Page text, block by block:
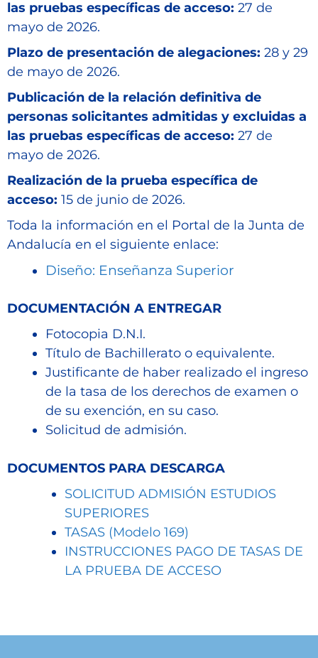
las pruebas específicas de acceso: 27 de
mayo de 2026.
Plazo de presentación de alegaciones: 28 y 29
de mayo de 2026.
Publicación de la relación definitiva de
personas solicitantes admitidas y excluidas a
las pruebas específicas de acceso: 27 de
mayo de 2026.
Realización de la prueba específica de
acceso: 15 de junio de 2026.
Toda la información en el Portal de la Junta de
Andalucía en el siguiente enlace:
Diseño: Enseñanza Superior
DOCUMENTACIÓN A ENTREGAR
Fotocopia D.N.I.
Título de Bachillerato o equivalente.
Justificante de haber realizado el ingreso
de la tasa de los derechos de examen o
de su exención, en su caso.
Solicitud de admisión.
DOCUMENTOS PARA DESCARGA
SOLICITUD ADMISIÓN ESTUDIOS
SUPERIORES
TASAS (Modelo 169)
INSTRUCCIONES PAGO DE TASAS DE
LA PRUEBA DE ACCESO